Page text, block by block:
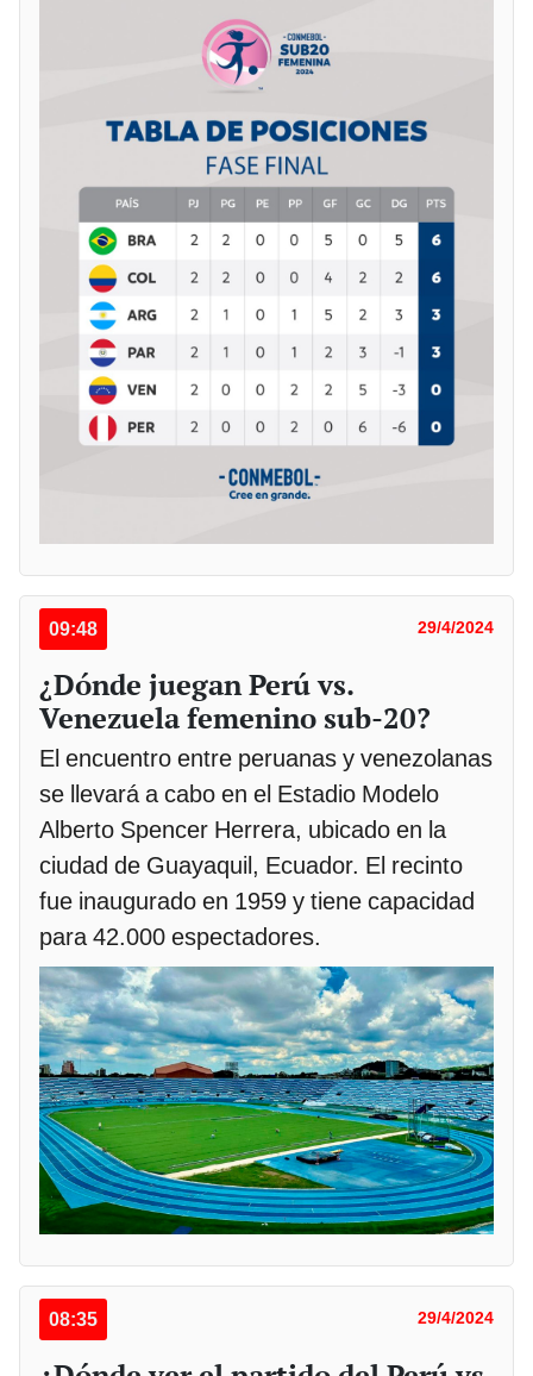
09:48 29/4/2024
¿Dónde juegan Perú vs.
Venezuela femenino sub-20?
El encuentro entre peruanas y venezolanas
se llevará a cabo en el Estadio Modelo
Alberto Spencer Herrera, ubicado en la
ciudad de Guayaquil, Ecuador. El recinto
fue inaugurado en 1959 y tiene capacidad
para 42.000 espectadores.
08:35 29/4/2024